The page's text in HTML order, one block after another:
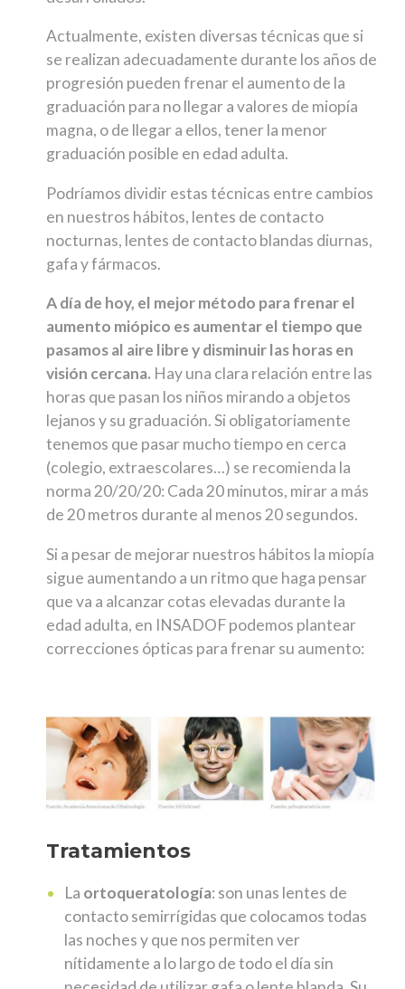
Actualmente, existen diversas técnicas que si
se realizan adecuadamente durante los años de
progresión pueden frenar el aumento de la
graduación para no llegar a valores de miopía
magna, o de llegar a ellos, tener la menor
graduación posible en edad adulta.
Podríamos dividir estas técnicas entre cambios
en nuestros hábitos, lentes de contacto
nocturnas, lentes de contacto blandas diurnas,
gafa y fármacos.
A día de hoy, el mejor método para frenar el
aumento miópico es aumentar el tiempo que
pasamos al aire libre y disminuir las horas en
visión cercana. Hay una clara relación entre las
horas que pasan los niños mirando a objetos
lejanos y su graduación. Si obligatoriamente
tenemos que pasar mucho tiempo en cerca
(colegio, extraescolares…) se recomienda la
norma 20/20/20: Cada 20 minutos, mirar a más
de 20 metros durante al menos 20 segundos.
Si a pesar de mejorar nuestros hábitos la miopía
sigue aumentando a un ritmo que haga pensar
que va a alcanzar cotas elevadas durante la
edad adulta, en INSADOF podemos plantear
correcciones ópticas para frenar su aumento:
Tratamientos
La ortoqueratología: son unas lentes de
contacto semirrígidas que colocamos todas
las noches y que nos permiten ver
nítidamente a lo largo de todo el día sin